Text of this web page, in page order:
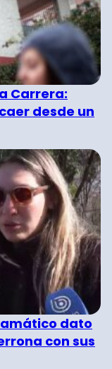
Carrera:
desde un
dato
con sus